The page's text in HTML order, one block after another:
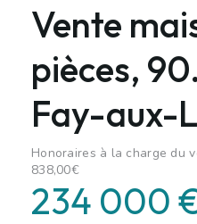
Vente
pièces,
Fay-aux-
Honoraires à la charge du
838,00€
234 000